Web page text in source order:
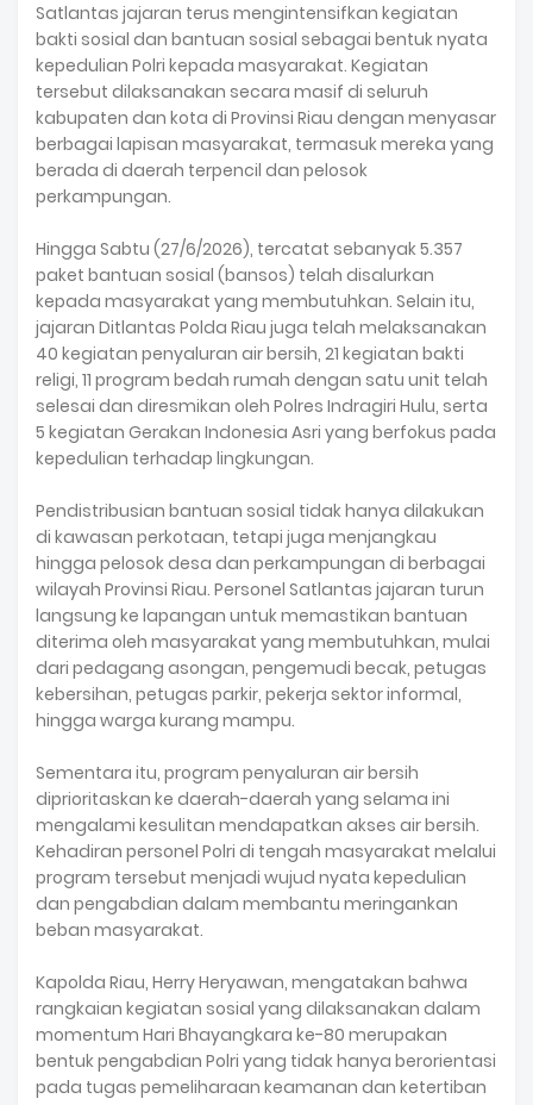
Satlantas jajaran terus mengintensifkan kegiatan
bakti sosial dan bantuan sosial sebagai bentuk nyata
kepedulian Polri kepada masyarakat. Kegiatan
tersebut dilaksanakan secara masif di seluruh
kabupaten dan kota di Provinsi Riau dengan menyasar
berbagai lapisan masyarakat, termasuk mereka yang
berada di daerah terpencil dan pelosok
perkampungan.
Hingga Sabtu (27/6/2026), tercatat sebanyak 5.357
paket bantuan sosial (bansos) telah disalurkan
kepada masyarakat yang membutuhkan. Selain itu,
jajaran Ditlantas Polda Riau juga telah melaksanakan
40 kegiatan penyaluran air bersih, 21 kegiatan bakti
religi, 11 program bedah rumah dengan satu unit telah
selesai dan diresmikan oleh Polres Indragiri Hulu, serta
5 kegiatan Gerakan Indonesia Asri yang berfokus pada
kepedulian terhadap lingkungan.
Pendistribusian bantuan sosial tidak hanya dilakukan
di kawasan perkotaan, tetapi juga menjangkau
hingga pelosok desa dan perkampungan di berbagai
wilayah Provinsi Riau. Personel Satlantas jajaran turun
langsung ke lapangan untuk memastikan bantuan
diterima oleh masyarakat yang membutuhkan, mulai
dari pedagang asongan, pengemudi becak, petugas
kebersihan, petugas parkir, pekerja sektor informal,
hingga warga kurang mampu.
Sementara itu, program penyaluran air bersih
diprioritaskan ke daerah-daerah yang selama ini
mengalami kesulitan mendapatkan akses air bersih.
Kehadiran personel Polri di tengah masyarakat melalui
program tersebut menjadi wujud nyata kepedulian
dan pengabdian dalam membantu meringankan
beban masyarakat.
Kapolda Riau, Herry Heryawan, mengatakan bahwa
rangkaian kegiatan sosial yang dilaksanakan dalam
momentum Hari Bhayangkara ke-80 merupakan
bentuk pengabdian Polri yang tidak hanya berorientasi
pada tugas pemeliharaan keamanan dan ketertiban